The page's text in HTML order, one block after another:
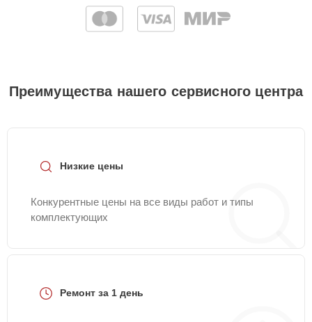
Преимущества нашего сервисного центра
Низкие цены
Конкурентные цены на все виды работ и типы
комплектующих
Ремонт за 1 день